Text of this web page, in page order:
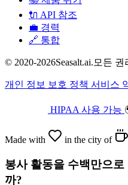
🔌 API 참조
💼 경력
🔗 통합
© 2020-2026Seasalt.ai.모든 권
개인 정보 보호 정책 서비스
HIPAA 사용 가능
Made with in the city of
봉사 활동을 수백만으로
까?